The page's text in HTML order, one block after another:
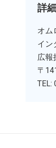
詳
オム
イン
広
〒
TEL: